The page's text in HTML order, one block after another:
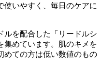
使いやすく、毎日のケアに
ルを配合した「リードルシ
集めています。肌のキメを
めての方は低い数値のもの